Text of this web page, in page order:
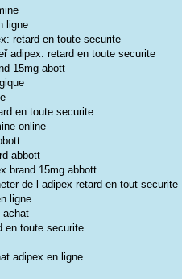
ligne
retard en toute securite
adipex: retard en toute securite
15mg abott
en toute securite
online
abbott
brand 15mg abbott
de l adipex retard en tout securite
ligne
achat
en toute securite
adipex en ligne